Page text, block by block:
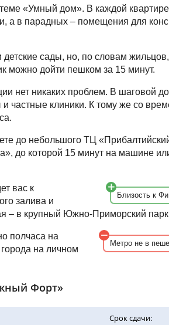
«Умный дом». В каждой
а в парадных – помещения для
сады, но, по словам
можно дойти пешком за 15 минут.
нет никаких проблем. В шаговой
частные клиники. К тому же со
до небольшого ТЦ
до которой 15 минут на машине
Близость к
вас к
залива и
– в крупный Южно-Приморский
Метро не в
полчаса на
на личном
Форт»
Срок сдачи: